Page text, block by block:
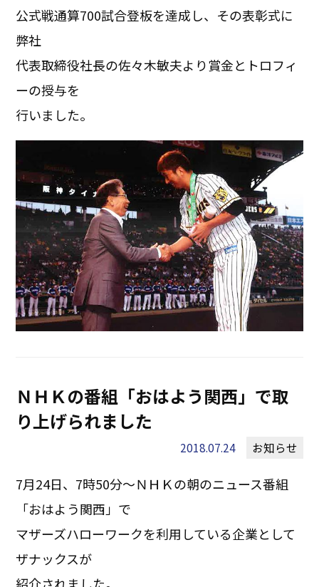
公式戦通算700試合登板を達成し、その表彰式に
弊社
代表取締役社長の佐々木敏夫より賞金とトロフィ
ーの授与を
行いました。
ＮＨＫの番組「おはよう関西」で取
り上げられました
2018.07.24 お知らせ
7月24日、7時50分～ＮＨＫの朝のニュース番組
「おはよう関西」で
マザーズハローワークを利用している企業として
ザナックスが
紹介されました。